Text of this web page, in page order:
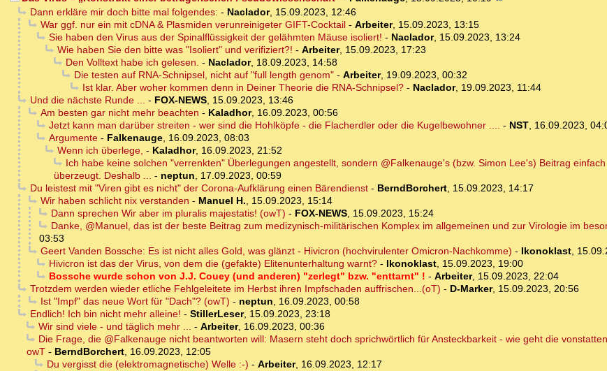
Dann erkläre mir doch bitte mal folgendes: - Naclador, 15.09.2023, 12:46
War ggf. nur ein mit cDNA & Plasmiden verunreinigeter GIFT-Cocktail- Arbeiter, 15.09.2023, 13:15
Sie haben den Virus aus der Spinalflüssigkeit der gelähmten Mäuse isoliert! - Naclador, 15.09.2023, 13:24
Wie haben Sie den bitte was "Isoliert" und verifiziert?! - Arbeiter, 15.09.2023, 17:23
Den Volltext habe ich gelesen. - Naclador, 18.09.2023, 14:58
Die testen auf RNA-Schnipsel, nicht auf "full length genom"- Arbeiter, 19.09.2023, 00:32
Ist klar. Aber woher kommen denn in Deiner Theorie die RNA-Schnipsel?- Naclador, 19.09.2023, 11:44
Und die nächste Runde ... - FOX-NEWS, 15.09.2023, 13:46
Am besten gar nicht mehr beachten - Kaladhor, 16.09.2023, 00:56
Jetzt kann man darüber streiten - wer sind die Hohlköpfe - die Flacherdler oder die Kugelbewohner .... - NST, 16.09.2023,
Argumente- Falkenauge, 16.09.2023, 08:03
Wenn ich überlege, - Kaladhor, 16.09.2023, 21:52
Ich habe keine solchen "verrenkten" Überlegungen angestellt, sondern @Falkenauge's (bzw. Simon Lee's) Beitrag
überzeugt. Deshalb ... - neptun, 17.09.2023, 00:59
Du leistest mit "Viren gibt es nicht" der Corona-Aufklärung einen Bärendienst- BerndBorchert, 15.09.2023, 14:17
Wir haben schlicht nix verstanden - Manuel H., 15.09.2023, 15:14
Dann sprechen Wir aber im pluralis majestatis! (owT) - FOX-NEWS, 15.09.2023, 15:24
Danke, @Manuel, das ist der beste Beitrag zum medizynisch-militärischen Komplex im allgemeinen und zur Virologie im
03:53
Geert Vanden Bossche: Es ist nicht alles Gold, was glänzt - Hivicron (hochvirulenter Omicron-Nachkomme) - Ikonoklast,
Hivicron ist das der Virus, von dem die (gefakte) Elitenunterhaltung warnt?- Ikonoklast, 15.09.2023, 19:00
Bossche wurde schon von J.J. Couey (und anderen) "zerlegt" bzw. "enttarnt" ! - Arbeiter, 15.09.2023, 22:04
Trotzdem werden wieder etliche Fehlgeleitete im Herbst ihren Impfschaden auffrischen...(oT) - D-Marker, 15.09.2023, 20:56
Ist "Impf" das neue Wort für "Dach"? (owT) - neptun, 16.09.2023, 00:58
Endlich! Ich bin nicht mehr alleine! - StillerLeser, 15.09.2023, 23:18
Wir sind viele - und täglich mehr ... - Arbeiter, 16.09.2023, 00:36
Die Frage, die @Falkenauge nicht beantworten will: Masern steht doch sprichwörtlich für Ansteckbarkeit - wie geht die
owT - BerndBorchert, 16.09.2023, 12:05
Du vergisst die (elektromagnetische) Welle :-) - Arbeiter, 16.09.2023, 12:17